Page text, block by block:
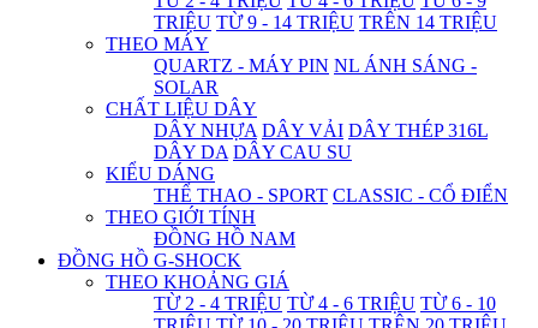
TRIỆU TỪ 9 - 14 TRIỆU TRÊN 14 TRIỆU
THEO MÁY
QUARTZ - MÁY PIN NL ÁNH SÁNG -
SOLAR
CHẤT LIỆU DÂY
DÂY NHỰA DÂY VẢI DÂY THÉP 316L
DÂY DA DÂY CAU SU
KIỂU DÁNG
THỂ THAO - SPORT CLASSIC - CỔ ĐIỂN
THEO GIỚI TÍNH
ĐỒNG HỒ NAM
ĐỒNG HỒ G-SHOCK
THEO KHOẢNG GIÁ
TỪ 2 - 4 TRIỆU TỪ 4 - 6 TRIỆU TỪ 6 - 10